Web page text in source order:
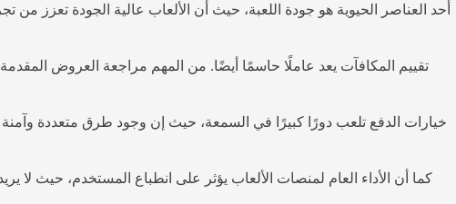
أحد العناصر الحيوية هو جودة اللعبة، حيث أن الألعاب عالية الجودة تعزز
تقييم المكافآت يعد عاملًا حاسمًا أيضًا. من المهم مراجعة العروض
خيارات الدفع تلعب دورًا كبيرًا في السمعة، حيث إن وجود طرق متعددة وآمنة
كما أن الأداء العام لمنصات الألعاب يؤثر على انطباع المستخدم، حيث لا